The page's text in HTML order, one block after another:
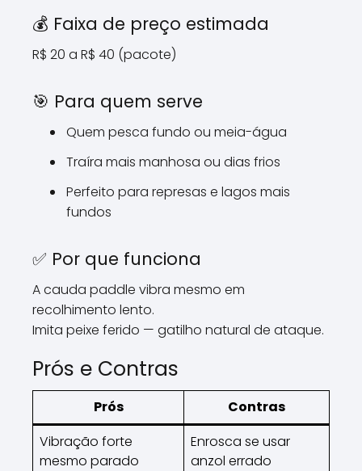
💰 Faixa de preço estimada
R$ 20 a R$ 40 (pacote)
🎯 Para quem serve
Quem pesca fundo ou meia-água
Traíra mais manhosa ou dias frios
Perfeito para represas e lagos mais
fundos
✅ Por que funciona
A cauda paddle vibra mesmo em
recolhimento lento.
Imita peixe ferido — gatilho natural de ataque.
Prós e Contras
Prós
Contras
Vibração forte
mesmo parado
Enrosca se usar
anzol errado